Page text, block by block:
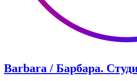
Barbara / Барбара.